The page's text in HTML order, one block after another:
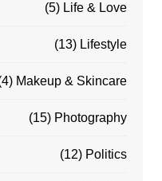
Life & Love
(5)
Lifestyle
(13)
Makeup & Skincare
(4)
Photography
(15)
Politics
(12)